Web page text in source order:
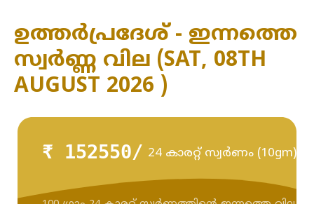
ഉത്തർപ്രദേശ് - ഇന്നത്തെ
സ്വർണ്ണ വില (SAT, 08TH
AUGUST 2026 )
₹ 152550/ 24 കാരറ്റ് സ്വർണം (10gm)